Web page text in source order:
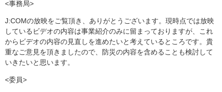
<事務局>
J:COMの放映をご覧頂き、ありがとうございます。現時点では放映
しているビデオの内容は事業紹介のみに留まっておりますが、これ
からビデオの内容の見直しを進めたいと考えているところです。貴
重なご意見を頂きましたので、防災の内容を含めることも検討して
いきたいと思います。
<委員>